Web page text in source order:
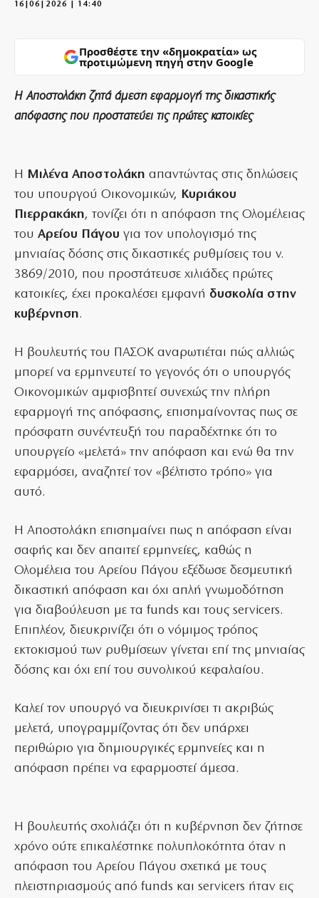
16|06|2026 | 14:40
Προσθέστε την «δημοκρατία» ως
προτιμώμενη πηγή στην Google
Η Αποστολάκη ζητά άμεση εφαρμογή της δικαστικής
απόφασης που προστατεύει τις πρώτες κατοικίες
Η Μιλένα Αποστολάκη απαντώντας στις δηλώσεις
του υπουργού Οικονομικών, Κυριάκου
Πιερρακάκη, τονίζει ότι η απόφαση της Ολομέλειας
του Αρείου Πάγου για τον υπολογισμό της
μηνιαίας δόσης στις δικαστικές ρυθμίσεις του ν.
3869/2010, που προστάτευσε χιλιάδες πρώτες
κατοικίες, έχει προκαλέσει εμφανή δυσκολία στην
κυβέρνηση.
Η βουλευτής του ΠΑΣΟΚ αναρωτιέται πώς αλλιώς
μπορεί να ερμηνευτεί το γεγονός ότι ο υπουργός
Οικονομικών αμφισβητεί συνεχώς την πλήρη
εφαρμογή της απόφασης, επισημαίνοντας πως σε
πρόσφατη συνέντευξή του παραδέχτηκε ότι το
υπουργείο «μελετά» την απόφαση και ενώ θα την
εφαρμόσει, αναζητεί τον «βέλτιστο τρόπο» για
αυτό.
Η Αποστολάκη επισημαίνει πως η απόφαση είναι
σαφής και δεν απαιτεί ερμηνείες, καθώς η
Ολομέλεια του Αρείου Πάγου εξέδωσε δεσμευτική
δικαστική απόφαση και όχι απλή γνωμοδότηση
για διαβούλευση με τα funds και τους servicers.
Επιπλέον, διευκρινίζει ότι ο νόμιμος τρόπος
εκτοκισμού των ρυθμίσεων γίνεται επί της μηνιαίας
δόσης και όχι επί του συνολικού κεφαλαίου.
Καλεί τον υπουργό να διευκρινίσει τι ακριβώς
μελετά, υπογραμμίζοντας ότι δεν υπάρχει
περιθώριο για δημιουργικές ερμηνείες και η
απόφαση πρέπει να εφαρμοστεί άμεσα.
Η βουλευτής σχολιάζει ότι η κυβέρνηση δεν ζήτησε
χρόνο ούτε επικαλέστηκε πολυπλοκότητα όταν η
απόφαση του Αρείου Πάγου σχετικά με τους
πλειστηριασμούς από funds και servicers ήταν εις